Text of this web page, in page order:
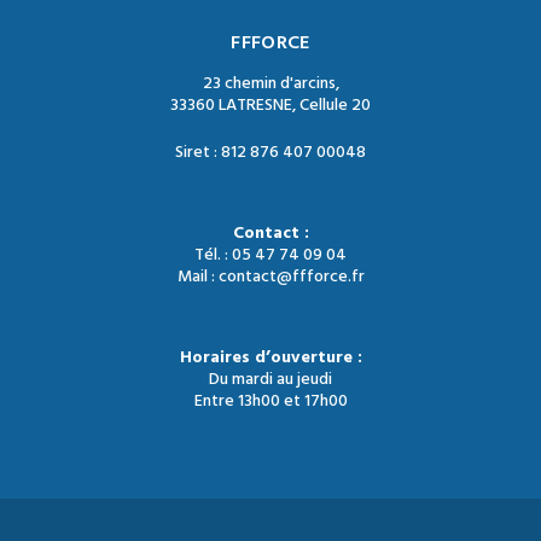
FFFORCE
23 chemin d'arcins,
33360 LATRESNE, Cellule 20
Siret : 812 876 407 00048
Contact :
Tél. : 05 47 74 09 04
Mail : contact@ffforce.fr
Horaires d’ouverture :
Du mardi au jeudi
Entre 13h00 et 17h00